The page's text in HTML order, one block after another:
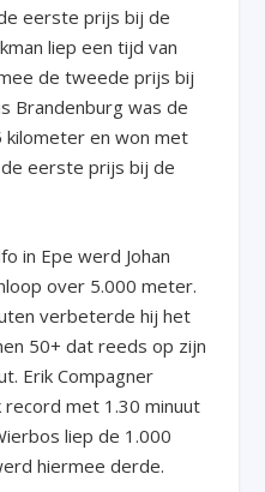
eerste prijs bij de
liep een tijd van
de tweede prijs bij
Brandenburg was de
en won met
eerste prijs bij de
in Epe werd Johan
over 5.000 meter.
verbeterde hij het
50+ dat reeds op zijn
Erik Compagner
met 1.30 minuut
liep de 1.000
hiermee derde.